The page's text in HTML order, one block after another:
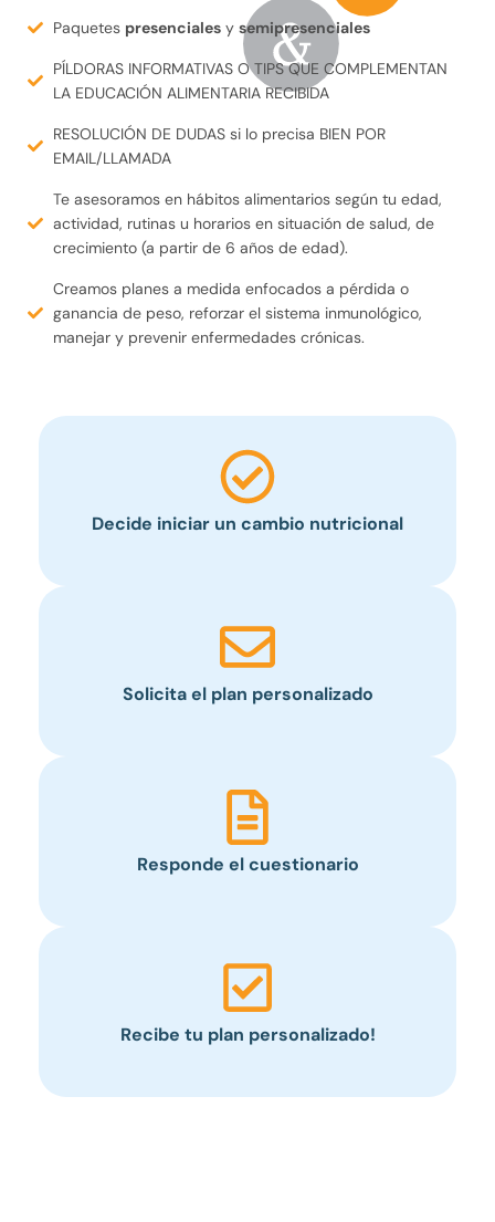
Paquetes presencialesy semipresenciales
PÍLDORAS INFORMATIVAS O TIPS QUE COMPLEMENTAN
LA EDUCACIÓN ALIMENTARIA RECIBIDA
RESOLUCIÓN DE DUDAS si lo precisa BIEN POR
EMAIL/LLAMADA
Te asesoramos en hábitos alimentarios según tu edad,
actividad, rutinas u horarios en situación de salud, de
crecimiento (a partir de 6 años de edad).
Creamos planes a medida enfocados a pérdida o
ganancia de peso, reforzar el sistema inmunológico,
manejar y prevenir enfermedades crónicas.
Decide iniciar un cambio nutricional
Solicita el plan personalizado
Responde el cuestionario
Recibe tu plan personalizado!